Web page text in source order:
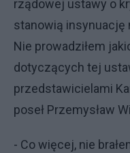
rządowej ustawy o
stanowią insynuację
Nie prowadziłem
dotyczących tej
przedstawicielami
poseł Przemysław
- Co więcej, nie